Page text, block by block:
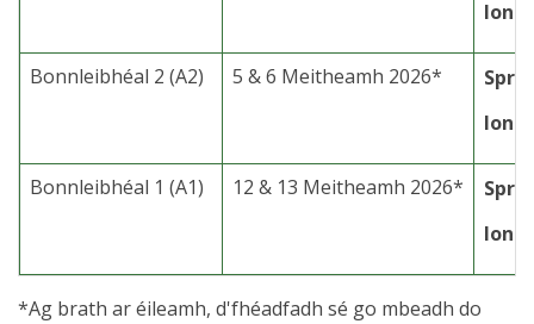
Bonnleibhéal 2 (A2) 5 & 6 Meitheamh 2026*
Bonnleibhéal 1 (A1) 12 & 13 Meitheamh 2026*
*Ag brath ar éileamh, d'fhéadfadh sé go mbeadh do